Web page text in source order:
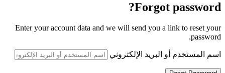
Forgot password?
Enter your account data and we will send you a link to reset your
password.
اسم المستخدم أو البريد الإلكتروني